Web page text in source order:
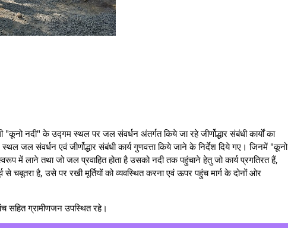
नदी" के उद्गम स्थल पर जल संवर्धन अंतर्गत किये जा रहे जीर्णोद्धार संबंधी कार्यों का
जल संवर्धन एवं जीर्णोद्धार संबंधी कार्य गुणवत्ता किये जाने के निर्देश दिये गए। जिनमें "कूनो
में लाने तथा जो जल प्रवाहित होता है उसको नदी तक पहुंचाने हेतु जो कार्य प्रगतिरत हैं,
से चबूतरा है, उसे पर रखी मूर्तियों को व्यवस्थित करना एवं ऊपर पहुंच मार्ग के दोनों ओर
सहित ग्रामीणजन उपस्थित रहे।